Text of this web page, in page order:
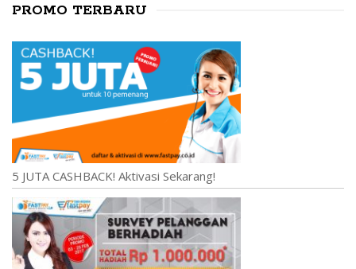
PROMO TERBARU
5 JUTA CASHBACK! Aktivasi Sekarang!